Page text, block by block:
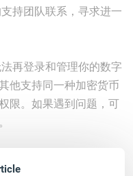
持团队联系，寻求进一
再登录和管理你的数字
他支持同一种加密货币
限。如果遇到问题，可